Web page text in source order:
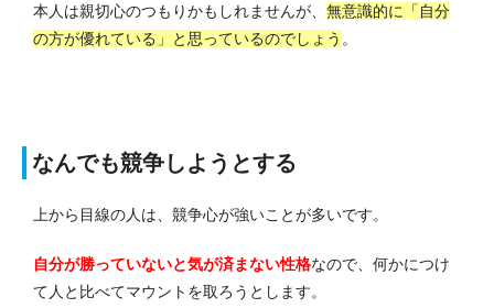
本人は親切心のつもりかもしれませんが、 無意識的に「自分
の方が優れている」と思っているのでしょう 。
なんでも競争しようとする
上から目線の人は、競争心が強いことが多いです。
自分が勝っていないと気が済まない性格なので、何かにつけ
て人と比べてマウントを取ろうとします。